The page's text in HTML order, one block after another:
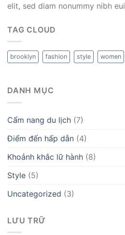
elit, sed diam nonummy nibh
TAG CLOUD
brooklyn fashion style women
DANH MỤC
Cẩm nang du lịch (7)
Điểm đến hấp dẫn (4)
Khoảnh khắc lữ hành (8)
Style (5)
Uncategorized (3)
LƯU TRỮ